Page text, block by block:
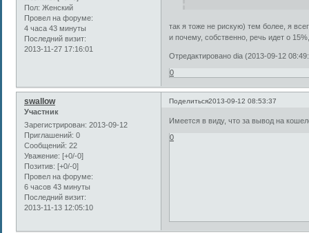
Пол: Женский
Провел на форуме:
4 часа 43 минуты
Последний визит:
2013-11-27 17:16:01
так я тоже не рискую) тем более, я
и почему, собственно, речь идет о
Отредактировано dia (2013-09-12
0
Поделиться2013-09-12 08:53:37
swallow
Участник
Зарегистрирован: 2013-09-12
Приглашений: 0
Сообщений: 22
Уважение: [+0/-0]
Позитив: [+0/-0]
Провел на форуме:
6 часов 43 минуты
Последний визит:
2013-11-13 12:05:10
Имеется в виду, что за вывод на
0